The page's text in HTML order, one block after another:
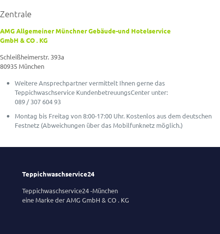
Zentrale
AMG Allgemeiner Münchner Gebäude-und Hotelservice
GmbH & CO . KG
Schleißheimerstr. 393a
80935 München
Weitere Ansprechpartner vermittelt Ihnen gerne das
Teppichwaschservice KundenbetreuungsCenter unter:
089 / 307 604 93
Montag bis Freitag von 8:00-17:00 Uhr. Kostenlos aus dem deutschen
Festnetz (Abweichungen über das Mobilfunknetz möglich.)
Teppichwaschservice24
Teppichwaschservice24 -München
eine Marke der AMG GmbH & CO . KG